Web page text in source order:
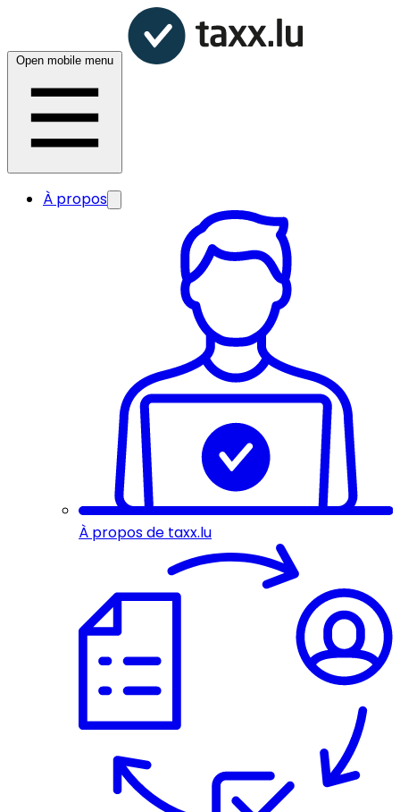
Open mobile menu
À propos
À propos de taxx.lu